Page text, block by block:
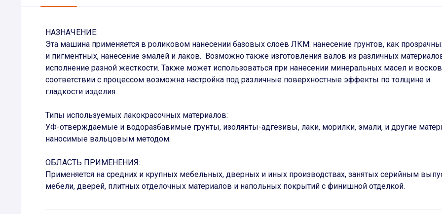
НАЗНАЧЕНИЕ:
Эта машина применяется в роликовом нанесении базовых слоев ЛКМ: нанесение грунтов, как
и пигментных, нанесение эмалей и лаков. Возможно также изготовления валов из различных
исполнение разной жесткости. Также может использоваться при нанесении минеральных масел и
соответствии с процессом возможна настройка под различные поверхностные эффекты по толщине и
гладкости изделия.
Типы используемых лакокрасочных материалов:
УФ-отверждаемые и водоразбавимые грунты, изолянты-адгезивы, лаки, морилки, эмали, и другие
наносимые вальцовым методом.
ОБЛАСТЬ ПРИМЕНЕНИЯ:
Применяется на средних и крупных мебельных, дверных и иных производствах, занятых серийным
мебели, дверей, плитных отделочных материалов и напольных покрытий с финишной отделкой.